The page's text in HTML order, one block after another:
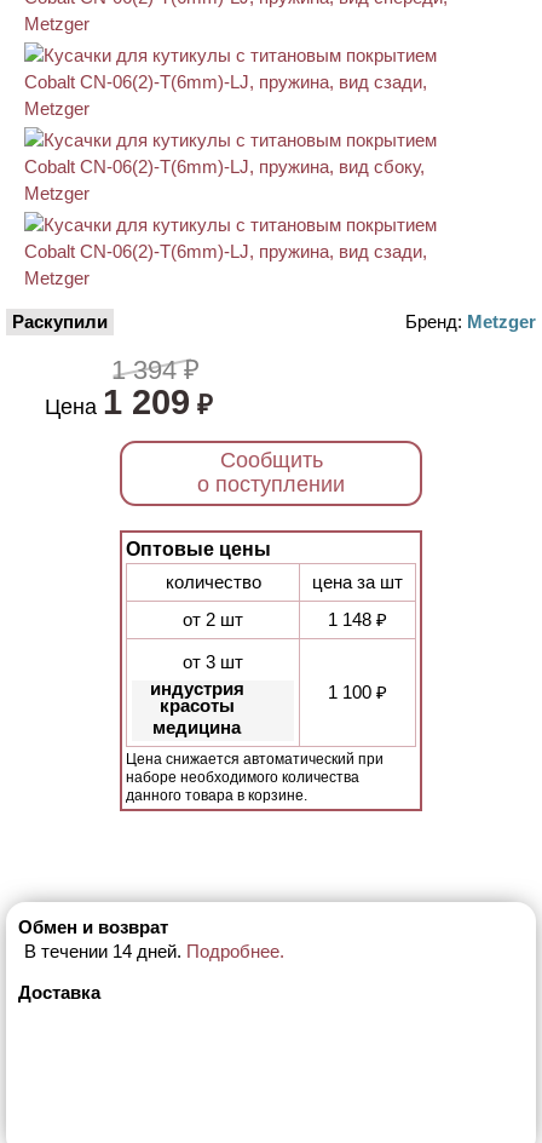
Раскупили Бренд: Metzger
1 394 ₽
Цена 1 209 ₽
Сообщить
о поступлении
Оптовые цены
количество
цена за шт
от 2 шт
1 148 ₽
от 3 шт
индустрия
красоты
медицина
1 100 ₽
Цена снижается автоматический при
наборе необходимого количества
данного товара в корзине.
Обмен и возврат
В течении 14 дней. Подробнее.
Доставка